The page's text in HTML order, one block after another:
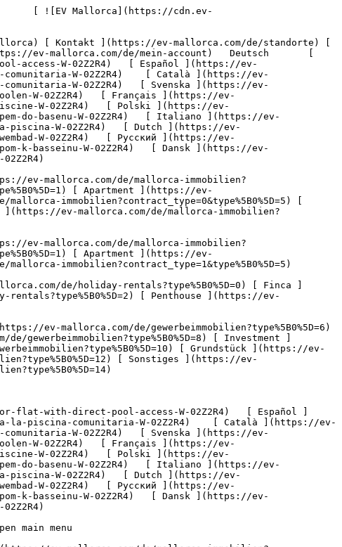
mallorca.com/de/gewerbeimmobilien) [ Land und Forstwirtschaft ](https://ev-mallorca.com/de/gewerbeimmobilien?type%5B0%5D=6) [ Hotel ](https://ev-mallorca.com/de/gewerbeimmobilien?type%5B0%5D=7) [ Industrie ](https://ev-mallorca.com/de/gewerbeimmobilien?type%5B0%5D=8) [ Investment ](https://ev-mallorca.com/de/gewerbeimmobilien?type%5B0%5D=9) [ Gastronomie ](https://ev-mallorca.com/de/gewerbeimmobilien?type%5B0%5D=10) [ Grundstück ](https://ev-mallorca.com/de/gewerbeimmobilien?type%5B0%5D=11) [ Ladenfläche ](https://ev-mallorca.com/de/gewerbeimmobilien?type%5B0%5D=12) [ Sonstiges ](https://ev-mallorca.com/de/gewerbeimmobilien?type%5B0%5D=13) [ Ladenfläche ](https://ev-mallorca.com/de/gewerbeimmobilien?type%5B0%5D=14) 

 [ Neubauprojekt ](https://ev-mallorca.com/de/mallorca-neubauprojekt) 

 [ Über uns ](https://ev-mallorca.com/de/ueber-uns) 

 [ Über Mallorca ](https://ev-mallorca.com/de/ueber-mallorca) 

 [ Immobilie verkaufen ](https://ev-mallorca.com/de/immobilie-auf-mallorca-verkaufen) 

 [ Kontakt ](https://ev-mallorca.com/de/standorte) 

   [ Mein Account ](https://ev-mallorca.com/de/mein-account) 

 [   Call Us on +34 971 01 63 55   ](tel:+34971016355) 

             ![Hochmoderne luxuriöse Erdgeschosswohnung mit direktem Pool-Zugang-1](https://cdn.ev-mallorca.com/images/properties/f2d33cd7-b09b-415c-b50d-b44f9c0d4b82/58ed80da-f0ee-408a-9a52-57110d3835be.jpg?crop=true&crop_gravity=northwest&format=webp&quality=80)  

         ![Hochmoderne luxuriöse Erdgeschosswohnung mit direktem Pool-Zugang-2](https://cdn.ev-mallorca.com/images/properties/f2d33cd7-b09b-415c-b50d-b44f9c0d4b82/82c24d2b-7d73-410c-82b9-81ea111ca24f.jpg?crop=true&crop_gravity=northwest&format=webp&quality=80)  

         ![Hochmoderne luxuriöse Erdgeschosswohnung mit direktem Pool-Zugang-3](https://cdn.ev-mallorca.com/images/properties/f2d33cd7-b09b-415c-b50d-b44f9c0d4b82/542a7354-4e35-4d22-95cc-8cc853901119.jpg?crop=true&crop_gravity=northwest&format=webp&quality=80)  

         ![Hochmoderne luxuriöse Erdgeschosswohnung mit direktem Pool-Zugang-4](https://cdn.ev-mallorca.com/images/properties/f2d33cd7-b09b-415c-b50d-b44f9c0d4b82/8287520a-9ddf-43e3-9403-5aae847a6189.jpg?crop=true&crop_gravity=northwest&format=webp&quality=80)  

         ![Hochmoderne luxuriöse Erdgeschosswohnung mit direktem Pool-Zugang-5](https://cdn.ev-mallorca.com/images/properties/f2d33cd7-b09b-415c-b50d-b44f9c0d4b82/9aa4d4d4-1f98-4746-9d59-8398a9877040.jpg?crop=true&crop_gravity=northwest&format=webp&q